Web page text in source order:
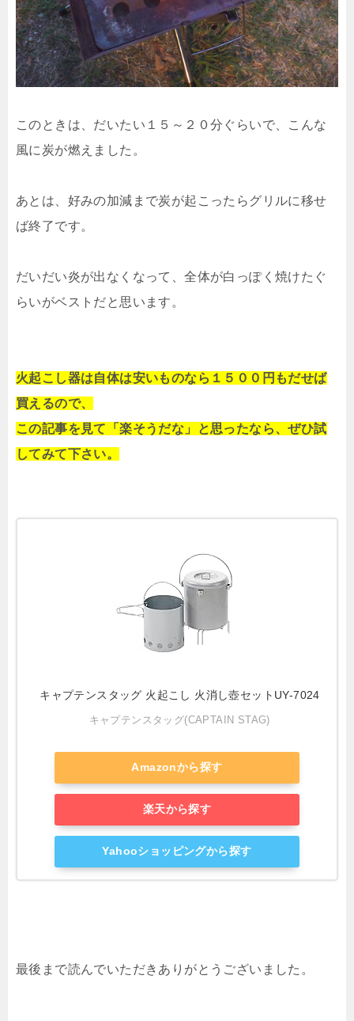
このときは、だいたい１５～２０分ぐらいで、こんな
風に炭が燃えました。
あとは、好みの加減まで炭が起こったらグリルに移せ
ば終了です。
だいだい炎が出なくなって、全体が白っぽく焼けたぐ
らいがベストだと思います。
火起こし器は自体は安いものなら１５００円もだせば
買えるので、
この記事を見て「楽そうだな」と思ったなら、ぜひ試
してみて下さい。
キャプテンスタッグ 火起こし 火消し壺セットUY-7024
キャプテンスタッグ(CAPTAIN STAG)
Amazonから探す
楽天から探す
Yahooショッピングから探す
最後まで読んでいただきありがとうございました。